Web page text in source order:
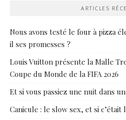
ARTICLES
Nous avons testé le four à pizza
il ses promesses ?
Louis Vuitton présente la Malle
Coupe du Monde de la FIFA 2026
Et si vous passiez une nuit dans
Canicule : le slow sex, et si c’était